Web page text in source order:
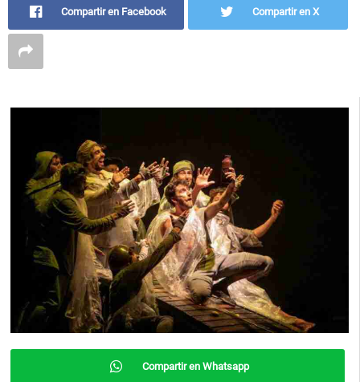
Compartir en Facebook Compartir en X
Compartir en Whatsapp